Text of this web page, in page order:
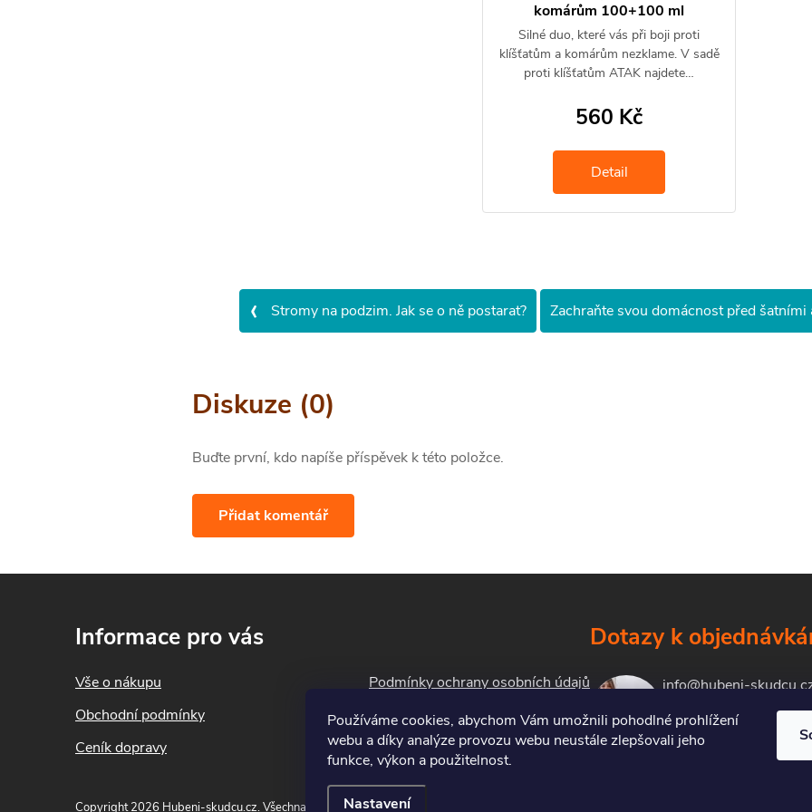
Používáme cookies, abychom Vám umožnili pohodlné prohlížení
webu a díky analýze provozu webu neustále zlepšovali jeho
funkce, výkon a použitelnost.
Nastavení
komárům 100+100 ml
Silné duo, které vás při boji proti
klíšťatům a komárům nezklame. V sadě
proti klíšťatům ATAK najdete…
560 Kč
Detail
‹ Stromy na podzim. Jak se o ně postarat? Zachraňte svou domácnost před
Diskuze (0)
Buďte první, kdo napíše příspěvek k této položce.
Přidat komentář
Informace pro vás
Vše o nákupu
Obchodní podmínky
Ceník dopravy
Podmínky ochrany osobních údajů
Blog
Kontakty
Dotazy k
info@hubeni-
Copyright 2026 Hubeni-skudcu.cz. Všechna práva vyhrazena.Upravit nastavení cookies